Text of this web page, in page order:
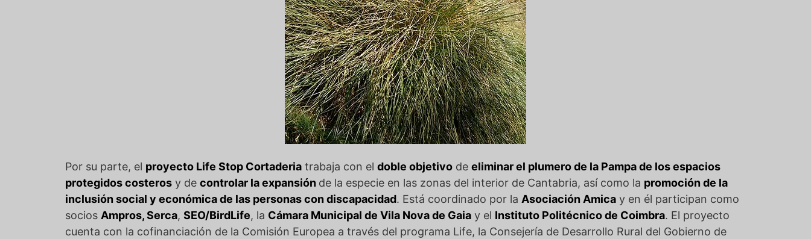
Por su parte, el proyecto Life Stop Cortaderia trabaja con el doble objetivo de eliminar el plumero de la Pampa de los espacios
protegidos costeros y de controlar la expansión de la especie en las zonas del interior de Cantabria, así como la promoción de la
inclusión social y económica de las personas con discapacidad. Está coordinado por la Asociación Amica y en él participan como
socios Ampros, Serca, SEO/BirdLife, la Cámara Municipal de Vila Nova de Gaia y el Instituto Politécnico de Coimbra. El proyecto
cuenta con la cofinanciación de la Comisión Europea a través del programa Life, la Consejería de Desarrollo Rural del Gobierno de